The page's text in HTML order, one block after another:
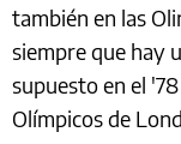
también en las
siempre que hay
supuesto en el
Olímpicos de